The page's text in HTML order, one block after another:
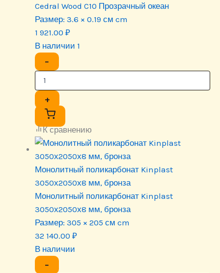
Cedral Wood C10 Прозрачный океан
Размер: 3.6 × 0.19 см cm
1 921.00 ₽
В наличии 1
−
+
К сравнению
Монолитный поликарбонат Kinplast
3050х2050х8 мм, бронза
Монолитный поликарбонат Kinplast
3050х2050х8 мм, бронза
Размер: 305 × 205 см cm
32 140.00 ₽
В наличии
−